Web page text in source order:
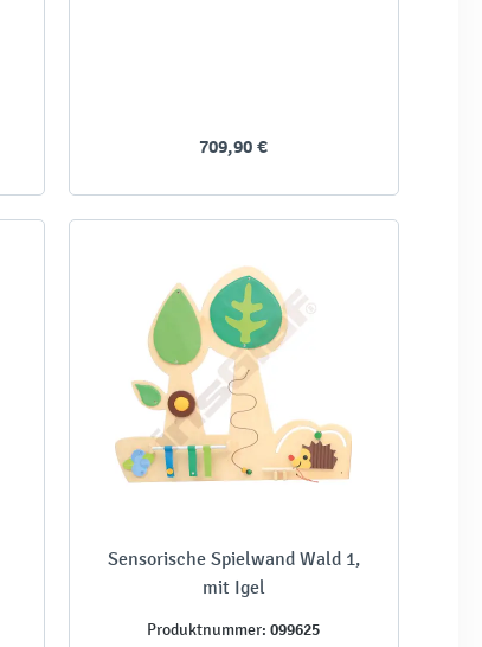
709,90 €
Sensorische Spielwand Wald 1,
mit Igel
Produktnummer: 099625